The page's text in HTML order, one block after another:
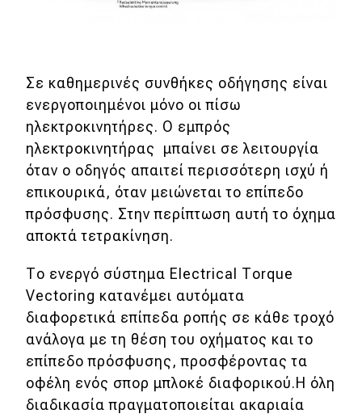
DRIVE Away
MOTO
Μεταχειρισμένο
Οδηγός αγοράς
Συμβουλές
Χρηστικά
Συμβουλές
ΚΤΕΟ
Σε καθημερινές συνθήκες οδήγησης είναι
ενεργοποιημένοι μόνο οι πίσω
ηλεκτροκινητήρες. Ο εμπρός
ηλεκτροκινητήρας μπαίνει σε λειτουργία
όταν ο οδηγός απαιτεί περισσότερη ισχύ ή
επικουρικά, όταν μειώνεται το επίπεδο
πρόσφυσης. Στην περίπτωση αυτή το όχημα
αποκτά τετρακίνηση.
Το ενεργό σύστημα Εlectrical Τorque
Vectoring κατανέμει αυτόματα
διαφορετικά επίπεδα ροπής σε κάθε τροχό
ανάλογα με τη θέση του οχήματος και τo
επίπεδo πρόσφυσης, προσφέροντας τα
οφέλη ενός σπορ μπλοκέ διαφορικού.Η όλη
διαδικασία πραγματοποιείται ακαριαία